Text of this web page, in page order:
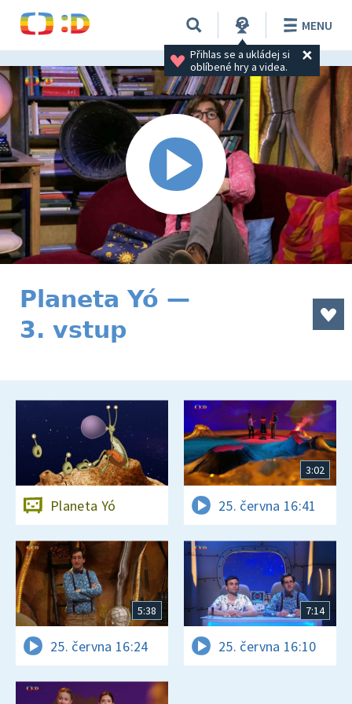
Přihlas se a ukládej si
oblíbené hry a videa.
MENU
Planeta Yó —
3. vstup
Planeta Yó
3:02
25. června 16:41
5:38
25. června 16:24
7:14
25. června 16:10